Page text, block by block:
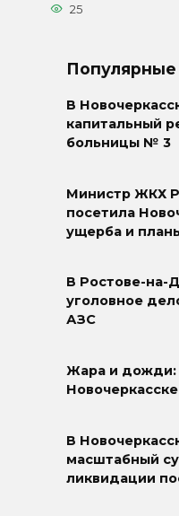
25
Популярные
В
капитальный
больницы № 3
Министр ЖКХ
посетила
ущерба и
В Ростове-на-
уголовное
АЗС
Жара и дожди:
В
масштабный
ликвидации